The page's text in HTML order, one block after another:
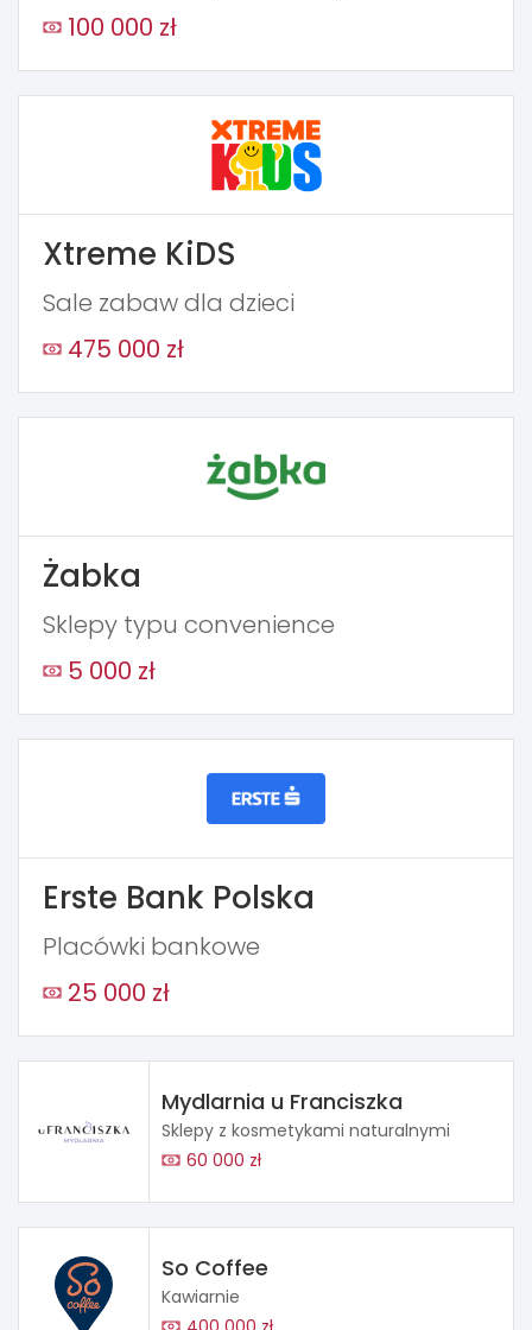
100 000 zł
Xtreme KiDS
Sale zabaw dla dzieci
475 000 zł
Żabka
Sklepy typu convenience
5 000 zł
Erste Bank Polska
Placówki bankowe
25 000 zł
Mydlarnia u Franciszka
Sklepy z kosmetykami naturalnymi
60 000 zł
So Coffee
Kawiarnie